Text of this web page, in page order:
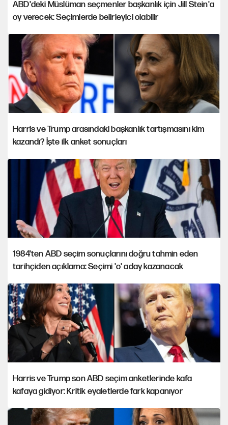
ABD'deki Müslüman seçmenler başkanlık için Jill Stein'a
oy verecek: Seçimlerde belirleyici olabilir
Harris ve Trump arasındaki başkanlık tartışmasını kim
kazandı? İşte ilk anket sonuçları
1984'ten ABD seçim sonuçlarını doğru tahmin eden
tarihçiden açıklama: Seçimi 'o' aday kazanacak
Harris ve Trump son ABD seçim anketlerinde kafa
kafaya gidiyor: Kritik eyaletlerde fark kapanıyor